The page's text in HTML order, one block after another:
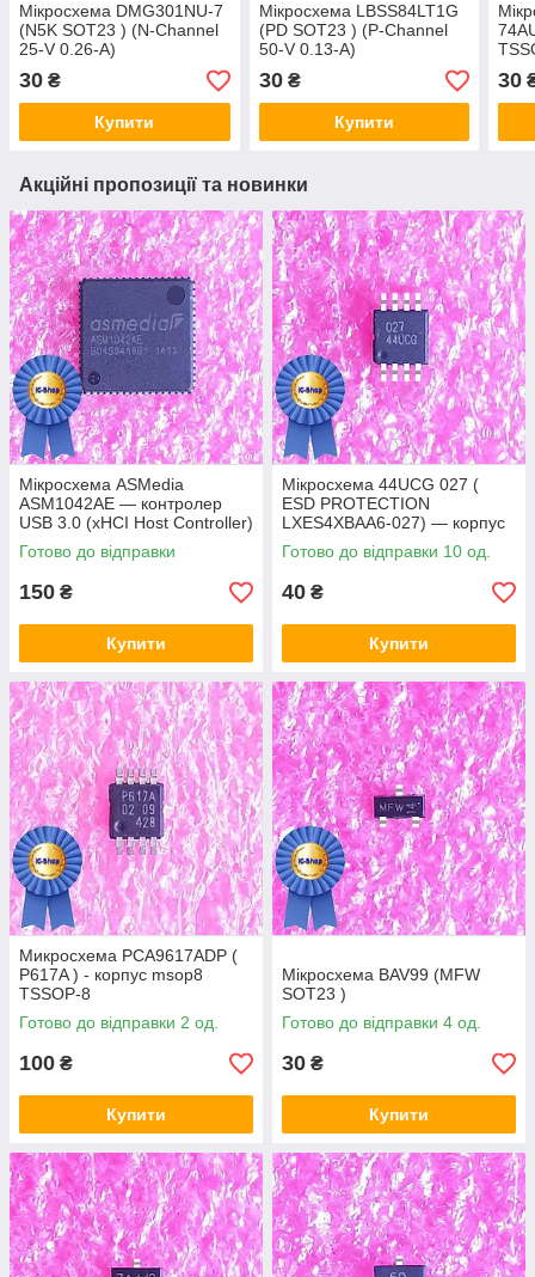
Мікросхема DMG301NU-7
(N5K SOT23 ) (N-Channel
25-V 0.26-A)
30 ₴
Купити
Мікросхема LBSS84LT1G
(PD SOT23 ) (P-Channel
50-V 0.13-A)
30₴
Купити
30
Акційні пропозиції та новинки
Мікросхема ASMedia
ASM1042AE — контролер
USB 3.0 (xHCI Host Controller)
Готово до відправки
150 ₴
Купити
Мікросхема 44UCG 027 (
ESD PROTECTION
LXES4XBAA6-027) — корпус
msop8
Готово до відправки 10 од.
40 ₴
Купити
Микросхема PCA9617ADP (
P617A ) - корпус msop8
TSSOP-8
Готово до відправки 2 од.
100 ₴
Купити
Мікросхема BAV99 (MFW
SOT23 )
Готово до відправки 4 од.
30 ₴
Купити